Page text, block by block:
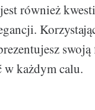
również
w każdym calu.